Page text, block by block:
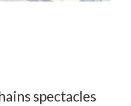
spectacles